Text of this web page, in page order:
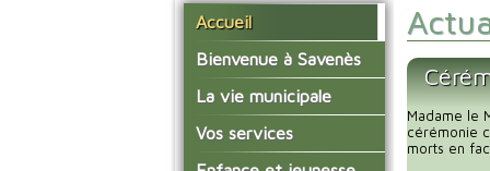
Accueil
Bienvenue à Savenès
Situer Savenès
Savenès en chiffre
L'histoire du village
La vie municipale
Vos élus
Les compte-rendus du
Vos services
La mairie
Madame le
cérémonie
morts en